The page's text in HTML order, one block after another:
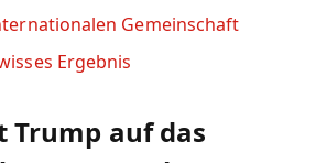
Gemeinschaft
Ergebnis
Trump auf das